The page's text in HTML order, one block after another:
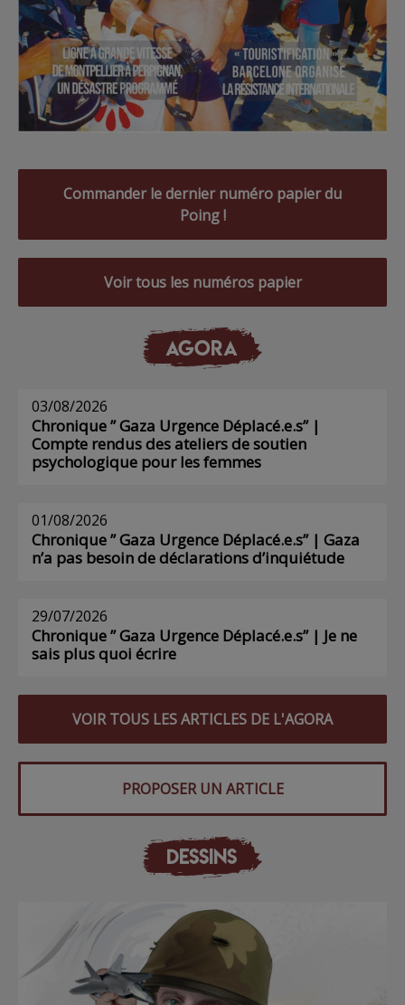
Commander le dernier numéro papier du
Poing !
Voir tous les numéros papier
AGORA
03/08/2026
Chronique ” Gaza Urgence Déplacé.e.s” |
Compte rendus des ateliers de soutien
psychologique pour les femmes
01/08/2026
Chronique ” Gaza Urgence Déplacé.e.s” | Gaza
n’a pas besoin de déclarations d’inquiétude
29/07/2026
Chronique ” Gaza Urgence Déplacé.e.s” | Je ne
sais plus quoi écrire
VOIR TOUS LES ARTICLES DE L'AGORA
PROPOSER UN ARTICLE
DESSINS